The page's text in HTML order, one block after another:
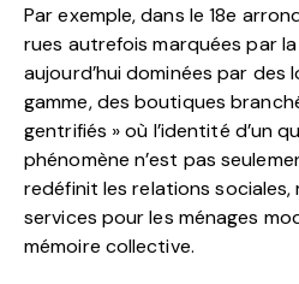
Par exemple, dans le 18e
rues autrefois marquées par
aujourd’hui dominées par des
gamme, des boutiques
gentrifiés » où l’identité d’un
phénomène n’est pas
redéfinit les relations sociales,
services pour les ménages
mémoire collective.